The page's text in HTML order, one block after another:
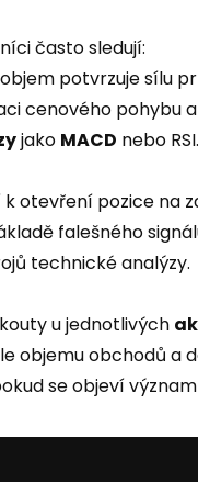
často sledují:
potvrzuje sílu
cenového pohybu
jako MACD nebo RSI.
otevření pozice na
falešného
technické analýzy.
u jednotlivých
objemu obchodů a
se objeví